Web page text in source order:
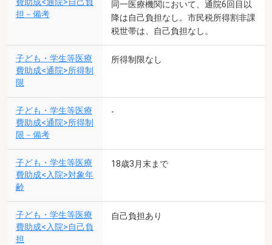
担－備考
同一医療機関において、通院6回目以
降は自己負担なし。市民税所得割非課
税世帯は、自己負担なし。
子ども・学生等医療
費助成<通院>所得制
限
所得制限なし
子ども・学生等医療
費助成<通院>所得制
限－備考
-
子ども・学生等医療
費助成<入院>対象年
齢
18歳3月末まで
子ども・学生等医療
費助成<入院>自己負
担
自己負担あり